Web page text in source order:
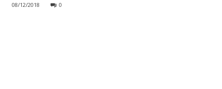
08/12/2018 0